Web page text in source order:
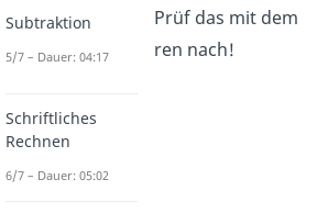
von 6 und 10 ist 30. Prüf das mit dem
Zahlenreihenverfahren nach!
Subtraktion
5/7 – Dauer: 04:17
Schriftliches
Rechnen
6/7 – Dauer: 05:02